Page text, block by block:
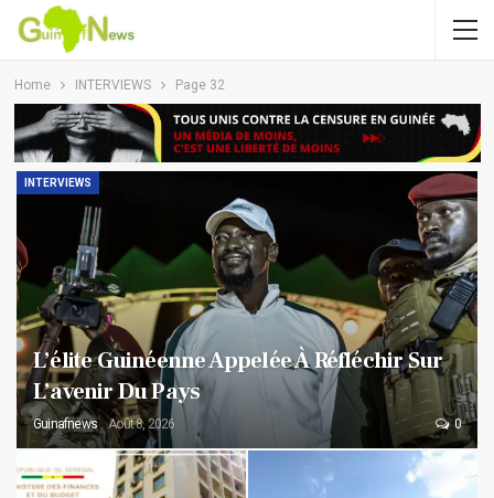
Home INTERVIEWS Page 32
INTERVIEWS
L’élite Guinéenne Appelée À Réfléchir Sur
L’avenir Du Pays
Guinafnews Août 8, 2026 0